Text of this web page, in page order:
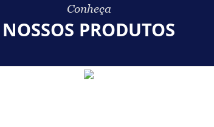
Conheça
NOSSOS PRODUTOS